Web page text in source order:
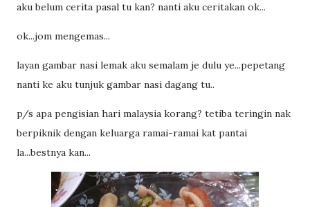
aku belum cerita pasal tu kan? nanti aku ceritakan ok...
ok...jom mengemas...
layan gambar nasi lemak aku semalam je dulu ye...pepetang
nanti ke aku tunjuk gambar nasi dagang tu..
p/s apa pengisian hari malaysia korang? tetiba teringin nak
berpiknik dengan keluarga ramai-ramai kat pantai
la...bestnya kan...